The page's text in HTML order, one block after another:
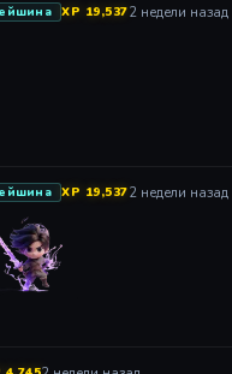
XP 19,5372 недели назад
XP 19,5372 недели назад